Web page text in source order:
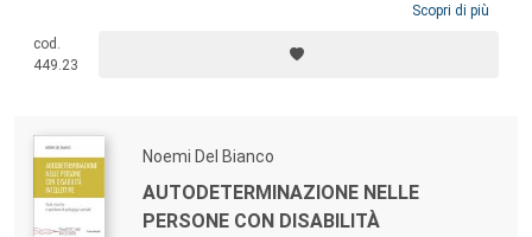
di possibilità del gioco. Il volume
dimensioni ludiche e formative dell’accadere educativo nello Spazio
Gioco, rivolgendosi a educatori, insegnanti, operatori socio-sanitari e
inclusivi.
Scopri di più
cod.
449.23
Noemi Del Bianco
AUTODETERMINAZIONE NELLE
PERSONE CON DISABILITÀ